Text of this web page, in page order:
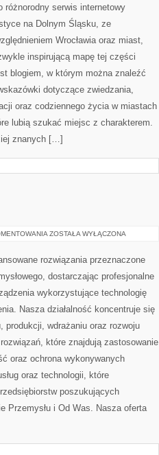
różnorodny serwis internetowy
na Dolnym Śląsku, ze
Wrocławia oraz miast,
inspirującą mapę tej części
blogiem, w którym można znaleźć
dotyczące zwiedzania,
oraz codziennego życia w miastach
lubią szukać miejsc z charakterem.
znanych […]
ENERGETYKA
ZOSTAŁA WYŁĄCZONA
rozwiązania przeznaczone
dostarczając profesjonalne
wykorzystujące technologię
Nasza działalność koncentruje się
produkcji, wdrażaniu oraz rozwoju
które znajdują zastosowanie
oraz ochrona wykonywanych
oraz technologii, które
poszukujących
Przemysłu i Od Was. Nasza oferta